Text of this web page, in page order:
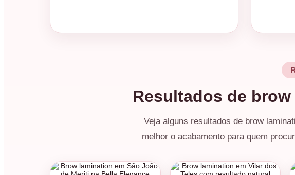
Resultados de
Veja alguns resultados de brow
melhor o acabamento para quem